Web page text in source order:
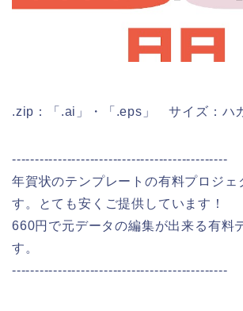
.zip：「.ai」・「.eps」 サイズ：ハ
-----------------------------------------------
年賀状のテンプレートの有料プロジェ
す。とても安くご提供しています！
660円で元データの編集が出来る有料
す。
-----------------------------------------------